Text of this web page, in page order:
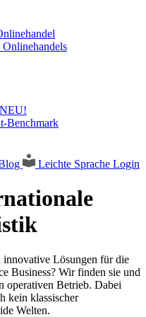
Benchmark
Leichte Sprache Login
innovative Lösungen für die
Business? Wir finden sie und
operativen Betrieb. Dabei
kein klassischer
Welten.